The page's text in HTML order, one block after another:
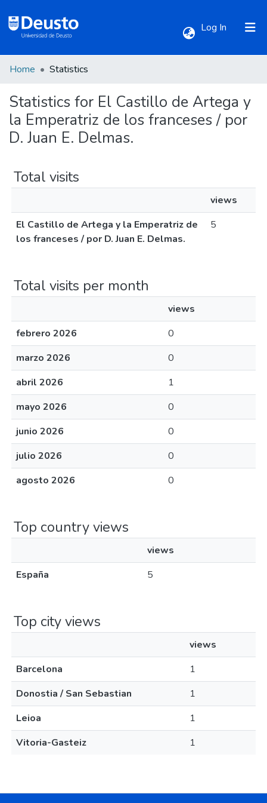
Log In (current)
All of DSpace
Home Statistics
Statistics for El Castillo de Artega y
la Emperatriz de los franceses / por
D. Juan E. Delmas.
Total visits
views
El Castillo de Artega y la Emperatriz de
los franceses / por D. Juan E. Delmas.
5
Total visits per month
views
febrero 2026
0
marzo 2026
0
abril 2026
1
mayo 2026
0
junio 2026
0
julio 2026
0
agosto 2026
0
Top country views
views
España
5
Top city views
views
Barcelona
1
Donostia / San Sebastian
1
Leioa
1
Vitoria-Gasteiz
1